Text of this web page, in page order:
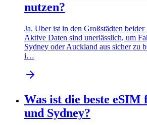
nutzen?
Ja. Uber ist in den Großstädten
Aktive Daten sind unerlässlich, um
Sydney oder Auckland aus sicher zu
i…
Was ist die beste
und Sydney?